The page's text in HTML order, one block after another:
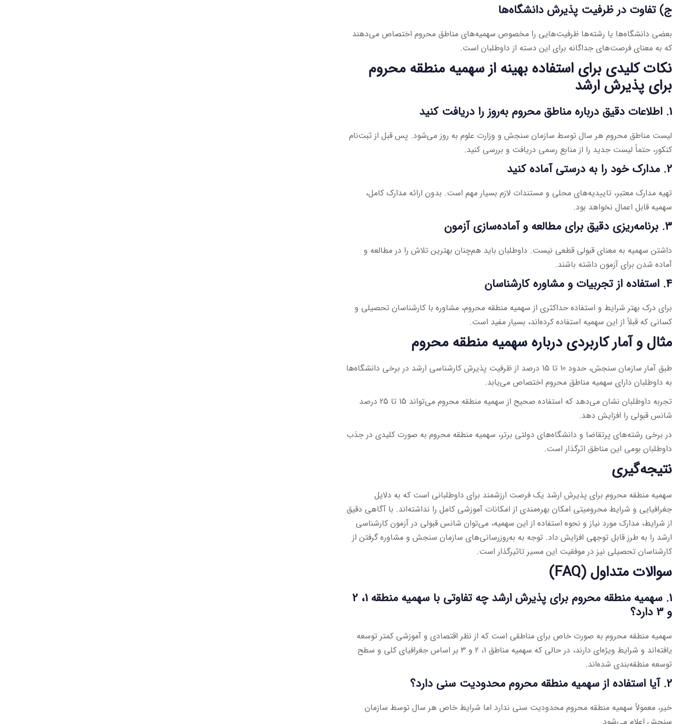
ج) تفاوت در ظرفیت پذیرش دانشگاه‌ها
بعضی دانشگاه‌ها یا رشته‌ها ظرفیت‌هایی را مخصوص سهمیه‌های مناطق محروم اختصاص می‌دهند
که به معنای فرصت‌های جداگانه برای این دسته از داوطلبان است.
نکات کلیدی برای استفاده بهینه از سهمیه منطقه محروم
برای پذیرش ارشد
1. اطلاعات دقیق درباره مناطق محروم به‌روز را دریافت کنید
لیست مناطق محروم هر سال توسط سازمان سنجش و وزارت علوم به روز می‌شود. پس قبل از ثبت‌نام
کنکور، حتماً لیست جدید را از منابع رسمی دریافت و بررسی کنید.
2. مدارک خود را به درستی آماده کنید
تهیه مدارک معتبر، تاییدیه‌های محلی و مستندات لازم بسیار مهم است. بدون ارائه مدارک کامل،
سهمیه قابل اعمال نخواهد بود.
3. برنامه‌ریزی دقیق برای مطالعه و آماده‌سازی آزمون
داشتن سهمیه به معنای قبولی قطعی نیست. داوطلبان باید هم‌چنان بهترین تلاش را در مطالعه و
آماده شدن برای آزمون داشته باشند.
4. استفاده از تجربیات و مشاوره کارشناسان
برای درک بهتر شرایط و استفاده حداکثری از سهمیه منطقه محروم، مشاوره با کارشناسان تحصیلی و
کسانی که قبلاً از این سهمیه استفاده کرده‌اند، بسیار مفید است.
مثال و آمار کاربردی درباره سهمیه منطقه محروم
طبق آمار سازمان سنجش، حدود 10 تا 15 درصد از ظرفیت پذیرش کارشناسی ارشد در برخی دانشگاه‌ها
به داوطلبان دارای سهمیه مناطق محروم اختصاص می‌یابد.
تجربه داوطلبان نشان می‌دهد که استفاده صحیح از سهمیه منطقه محروم می‌تواند 15 تا 25 درصد
شانس قبولی را افزایش دهد.
در برخی رشته‌های پرتقاضا و دانشگاه‌های دولتی برتر، سهمیه منطقه محروم به صورت کلیدی در جذب
داوطلبان بومی این مناطق اثرگذار است.
نتیجه‌گیری
سهمیه منطقه محروم برای پذیرش ارشد یک فرصت ارزشمند برای داوطلبانی است که به دلایل
جغرافیایی و شرایط محرومیتی امکان بهره‌مندی از امکانات آموزشی کامل را نداشته‌اند. با آگاهی دقیق
از شرایط، مدارک مورد نیاز و نحوه استفاده از این سهمیه، می‌توان شانس قبولی در آزمون کارشناسی
ارشد را به طرز قابل توجهی افزایش داد. توجه به به‌روزرسانی‌های سازمان سنجش و مشاوره گرفتن از
کارشناسان تحصیلی نیز در موفقیت این مسیر تاثیرگذار است.
سوالات متداول (FAQ)
1. سهمیه منطقه محروم برای پذیرش ارشد چه تفاوتی با سهمیه منطقه 1، 2
و 3 دارد؟
سهمیه منطقه محروم به صورت خاص برای مناطقی است که از نظر اقتصادی و آموزشی کمتر توسعه
یافته‌اند و شرایط ویژه‌ای دارند، در حالی که سهمیه مناطق 1، 2 و 3 بر اساس جغرافیای کلی و سطح
توسعه منطقه‌بندی شده‌اند.
2. آیا استفاده از سهمیه منطقه محروم محدودیت سنی دارد؟
خیر، معمولاً سهمیه منطقه محروم محدودیت سنی ندارد اما شرایط خاص هر سال توسط سازمان